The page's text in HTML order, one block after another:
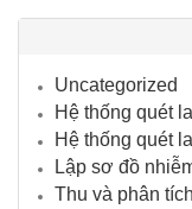
Uncategorized
Hệ thống quét
Hệ thống quét
Lập sơ đồ
Thu và phân